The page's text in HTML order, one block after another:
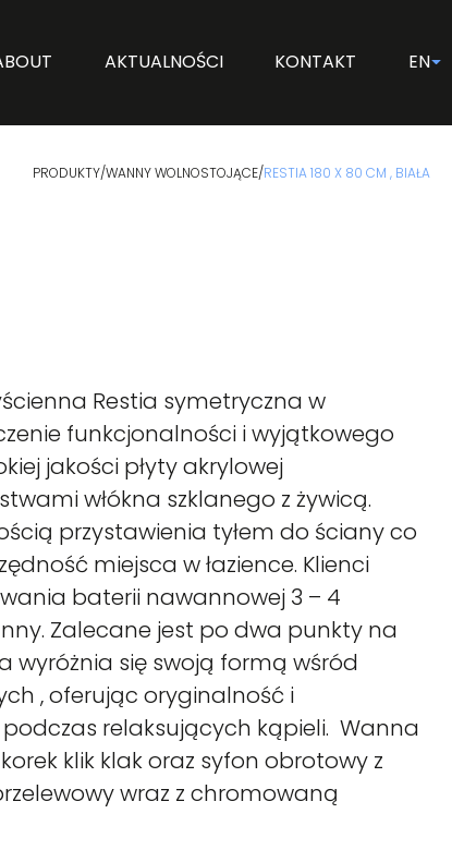
AKTUALNOŚCI KONTAKT EN
PRODUKTY/WANNY WOLNOSTOJĄCE/RESTIA 180 X 80 CM , BIAŁA
Restia symetryczna w
funkcjonalności i wyjątkowego
jakości płyty akrylowej
włókna szklanego z żywicą.
przystawienia tyłem do ściany co
miejsca w łazience. Klienci
baterii nawannowej 3 – 4
Zalecane jest po dwa punkty na
wyróżnia się swoją formą wśród
, oferując oryginalność i
relaksujących kąpieli. Wanna
klik klak oraz syfon obrotowy z
wraz z chromowaną